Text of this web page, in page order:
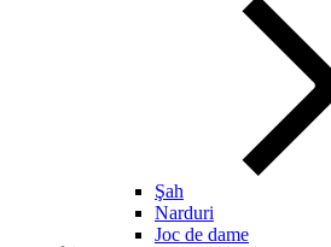
Şah
Narduri
Joc de dame